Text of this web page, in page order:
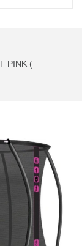
PINK (